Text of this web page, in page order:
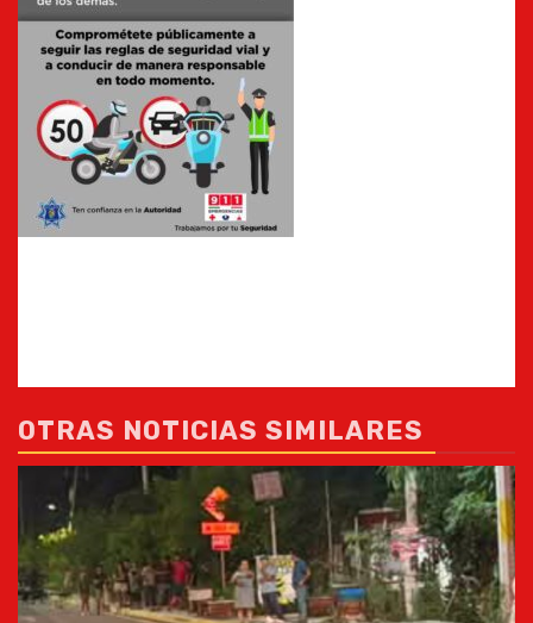
OTRAS NOTICIAS SIMILARES